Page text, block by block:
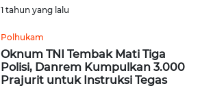
1 tahun yang lalu
Polhukam
Oknum TNI Tembak Mati Tiga
Polisi, Danrem Kumpulkan 3.000
Prajurit untuk Instruksi Tegas